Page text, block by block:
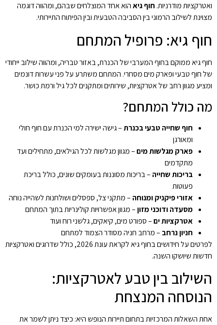
ואטרקציות מודרניות. חוף גיאהוא אחד המוצלחים שבהם, ומהווה דוגמה
מצוינת לשילוב הרמוני בין הסביבה הטבעית ובין הפיתוח התיירותי.
חוף גיא: פרופיל המתחם
חוף גיא ממוקם בחוף המערבי של הכנרת, באזור טבריה, ומהווה שילוב ייחודי
של חוף טבעי ופארק מים מסחרי. המתחם משתרע על פני עשרות דונמים
ומציע מגוון רחב של אטרקציות, שירותים ומתקנים לכל גיל ורמת כושר.
מה כולל המתחם?
חוף שחייה טבעי בכנרת– גישה ישירה למי הכנרת עם חוף חולי
ומאורגן
פארק מגלשות מים– מגוון מגלשות לכל הגילאים, מתחילים ועד
מתקדמים
בריכות שחייה – בריכות מסוננות בעומקים שונים, כולל בריכת
פעוטות
אזורי פיקניק ומנוחה – מתקני צל, ספסלים ושולחנות לשהייה נוחה
מסעדה ודוכני מזון– מגוון אפשרויות קולינריות בתוך המתחם
אטרקציות ים– ספורט מים, קיאקים, גלשני רוח ועוד
חניון נרחב – מרחב חניה מסודר הצמוד למתחם
לפרטים עלחידושים בחוף גיא
לקראת עונת 2026, כולל שדרוגים ואטרקציות
חדשות שיושקו השנה.
השילוב בין טבע לאטרקציות:
הנוסחה המנצחת
אחת השאלות המרכזיות בתחום תיירות הנופש היא: כיצד ניתן לשמר את